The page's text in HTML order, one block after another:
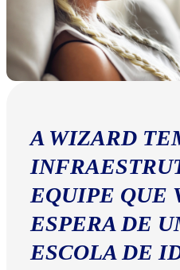
A WIZARD
EQUIPE QUE
ESPERA DE
ESCOLA DE